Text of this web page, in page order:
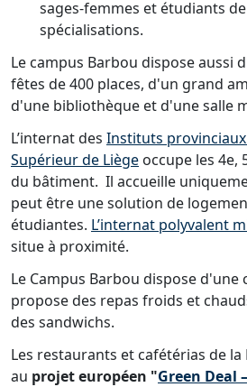
sages-femmes et étudiants
spécialisations.
Le campus Barbou dispose aussi
fêtes de 400 places, d'un grand
d'une bibliothèque et d'une salle
L’internat des Instituts provinciaux
Supérieur de Liège occupe les 4e,
du bâtiment. Il accueille
peut être une solution de
étudiantes. L’internat polyvalent
situe à proximité.
Le Campus Barbou dispose d'une
propose des repas froids et
des sandwichs.
Les restaurants et cafétérias de la
au projet européen "Green Deal